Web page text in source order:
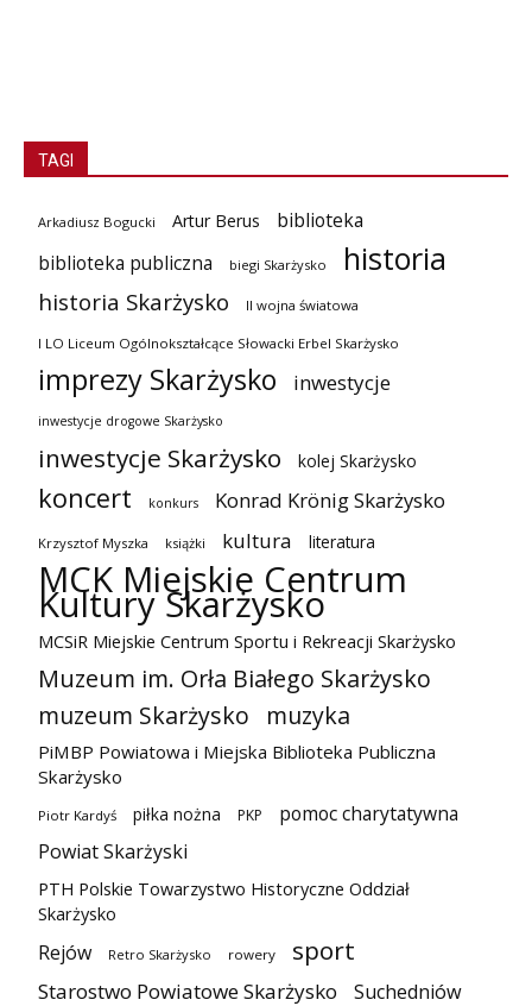
TAGI
Arkadiusz Bogucki Artur Berus
biblioteka
biblioteka publiczna
biegi Skarżysko historia
historia Skarżysko II wojna światowa
I LO Liceum Ogólnokształcące Słowacki Erbel Skarżysko
imprezy Skarżysko inwestycje
inwestycje drogowe Skarżysko
inwestycje Skarżysko kolej Skarżysko
koncert konkurs Konrad Krönig Skarżysko
Krzysztof Myszka książki kultura literatura
MCK Miejskie Centrum
Kultury Skarżysko
MCSiR Miejskie Centrum Sportu i Rekreacji Skarżysko
Muzeum im. Orła Białego Skarżysko
muzeum Skarżysko
muzyka
PiMBP Powiatowa i Miejska Biblioteka Publiczna
Skarżysko
Piotr Kardyś piłka nożna PKP
pomoc charytatywna
Powiat Skarżyski
PTH Polskie Towarzystwo Historyczne Oddział
Skarżysko
Rejów Retro Skarżysko rowery sport
Starostwo Powiatowe Skarżysko Suchedniów